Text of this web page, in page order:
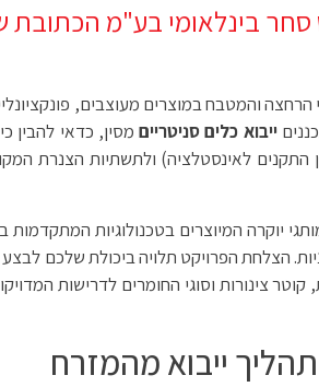
סחר בינלאומי בע"מ הכתובת
והמטבח במוצרים מעוצבים,
ייבוא כלים סניטרייםמסין, כדאי להבין
לאינסטלציה) ולתשתיות הצנרת
יוקרה המיוצרים בטכנולוגיות המתקדמות
הצלחת הפרויקט תלויה ביכולת שלכם
צינורות וסוגי החומרים לדרישות
ייבוא מהמזרח